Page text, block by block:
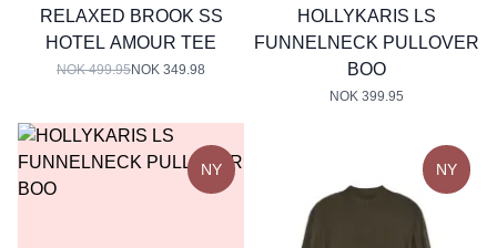
RELAXED BROOK SS
HOTEL AMOUR TEE
NOK 499.95NOK 349.98
HOLLYKARIS LS
FUNNELNECK PULLOVER
BOO
NOK 399.95
NY NY